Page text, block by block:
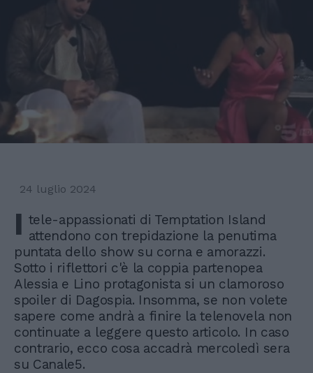
24 luglio 2024
I tele-appassionati di Temptation Island
attendono con trepidazione la penutima
puntata dello show su corna e amorazzi.
Sotto i riflettori c'è la coppia partenopea
Alessia e Lino protagonista si un clamoroso
spoiler di Dagospia. Insomma, se non volete
sapere come andrà a finire la telenovela non
continuate a leggere questo articolo. In caso
contrario, ecco cosa accadrà mercoledì sera
su Canale5.